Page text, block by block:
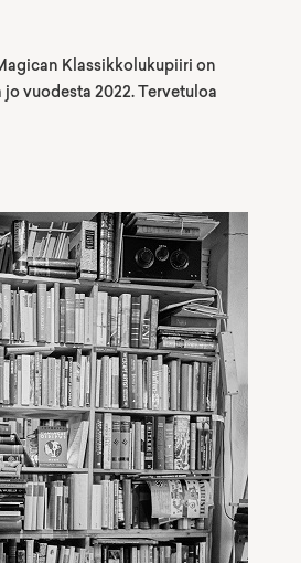
Klassikkolukupiiri on
vuodesta 2022. Tervetuloa